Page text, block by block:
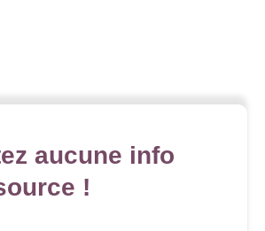
aucune info
!